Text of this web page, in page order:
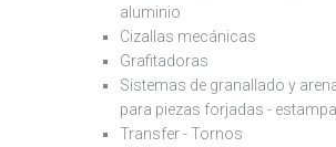
aluminio
Cizallas mecánicas
Grafitadoras
Sistemas de granallado y
para piezas forjadas -
Transfer - Tornos